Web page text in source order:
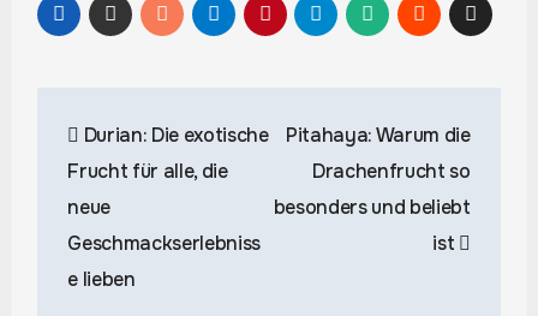
Durian: Die exotische
Frucht für alle, die
neue
Geschmackserlebniss
e lieben
Pitahaya: Warum die
Drachenfrucht so
besonders und beliebt
ist